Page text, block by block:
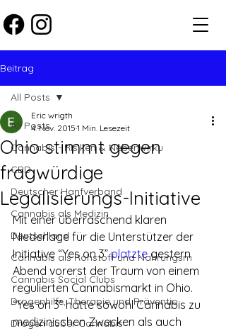
Beitrag
All Posts
Cannabis - Risiken & Nebenwirku
CBD
Deutscher Hanfverband
Cannabis als Medizin
Deutschland
Cannabis als Rohstoff und Nahrungsm
Cannabis Social Clubs
Drogenhilfe, Therapie und Präventio
Drogen außer Cannabis
All Posts
Ohio stimmt gegen
fragwürdige
Legalisierungs-Initiative
Eric wrigth
4. Nov. 2015 1 Min. Lesezeit
Mit einer überraschend klaren
Niederlage für die Unterstützer der
Initiative “Yes on 3” platzte gestern
Abend vorerst der Traum von einem
regulierten Cannabismarkt in Ohio.
“Yes on 3” hätte sowohl Cannabis zu
medizinischen Zwecken als auch